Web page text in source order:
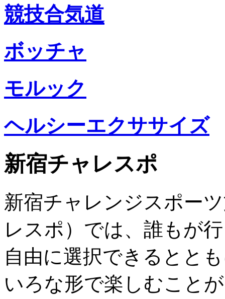
競技合気道
ボッチャ
モルック
ヘルシーエクササイズ
新宿チャレスポ
新宿チャレンジスポー
レスポ）では、誰もが
自由に選択できるとと
いろな形で楽しむこと